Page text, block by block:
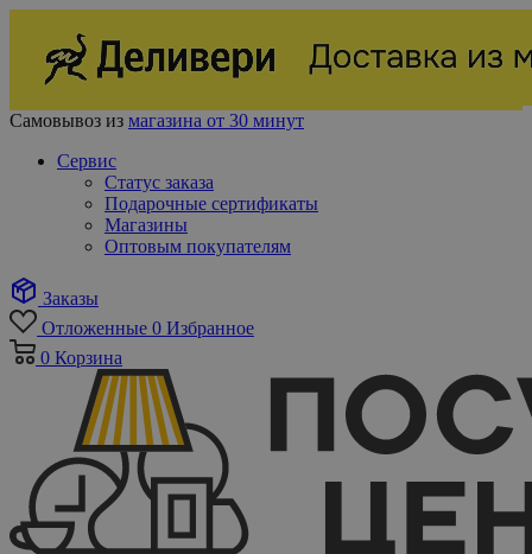
Самовывоз из магазина от 30 минут
Сервис
Статус заказа
Подарочные сертификаты
Магазины
Оптовым покупателям
Заказы
Отложенные 0 Избранное
0 Корзина